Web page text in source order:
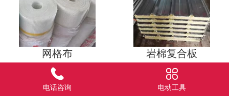
网格布 岩棉复合板
电话咨询 电动工具